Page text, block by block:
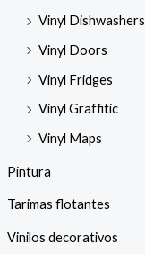
Vinyl Dishwashers
Vinyl Doors
Vinyl Fridges
Vinyl Graffitic
Vinyl Maps
Pintura
Tarimas flotantes
Vinilos decorativos